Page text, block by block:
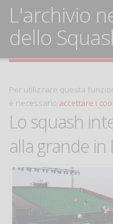
L'archivio
dello
Per utilizzare questa
è necessario accettare i
Lo squash
alla grande in